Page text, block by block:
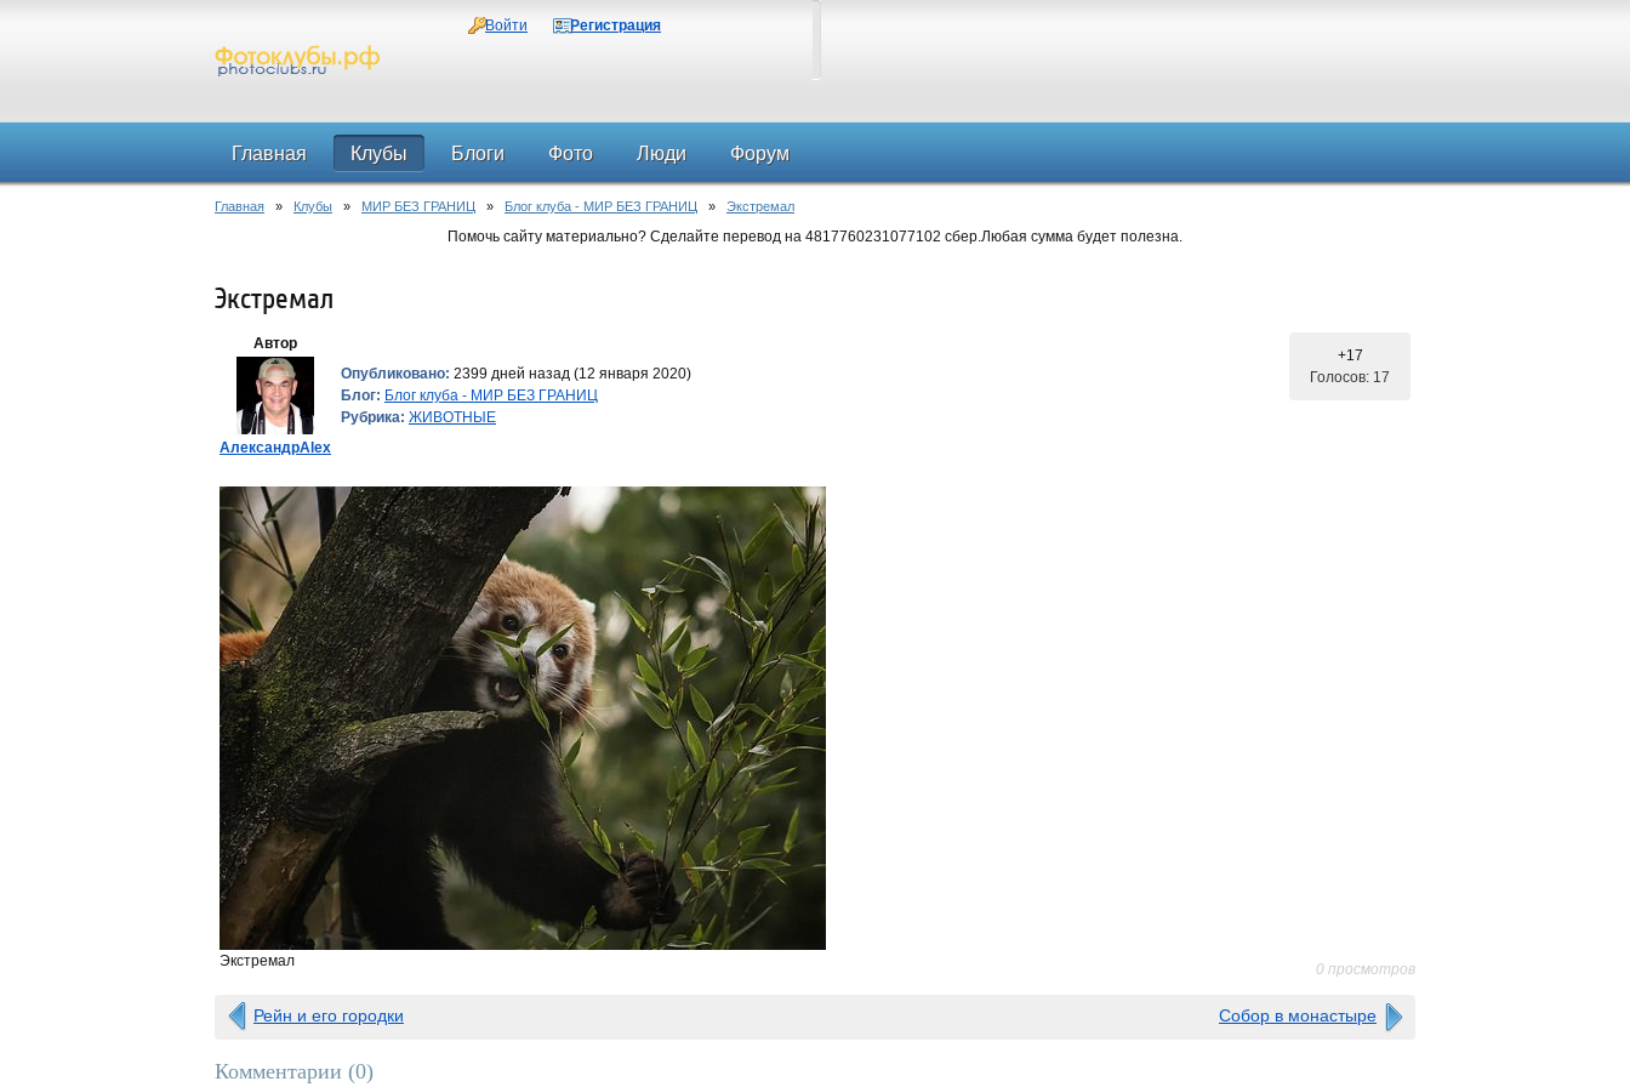
Войти Регистрация
Главная Клубы Блоги Фото Люди Форум
Главная » Клубы » МИР БЕЗ ГРАНИЦ » Блог клуба - МИР БЕЗ ГРАНИЦ » Экстремал
Помочь сайту материально? Сделайте перевод на 4817760231077102 сбер.Любая сумма будет полезна.
Экстремал
Автор
АлександрAlex
Опубликовано: 2399 дней назад (12 января 2020)
Блог: Блог клуба - МИР БЕЗ ГРАНИЦ
Рубрика: ЖИВОТНЫЕ
+17
Голосов: 17
Экстремал 0 просмотров
Рейн и его городки Собор в монастыре
Комментарии (0)